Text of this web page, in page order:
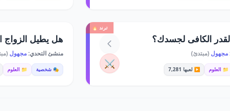
ترند 🔥
الكافى لجسدك؟
مجهول(مبتدئ)
📁 العلوم ▶️ لعبها 7,281 ⚔️
هل يطيل الزواج
منشئ التحدي:مجهول
🎭 شخصية 📁 العلوم